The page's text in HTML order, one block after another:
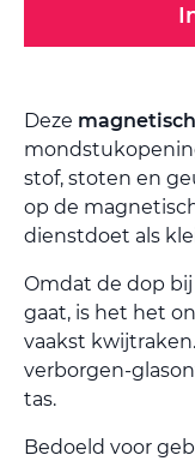
Deze
stof, stoten en
op de
dienstdoet als
Omdat de dop
gaat, is het het
vaakst
verborgen-
tas.
Bedoeld voor